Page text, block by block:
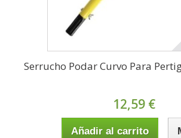
Serrucho Podar Curvo Para
12,59 €
Añadir al carrito